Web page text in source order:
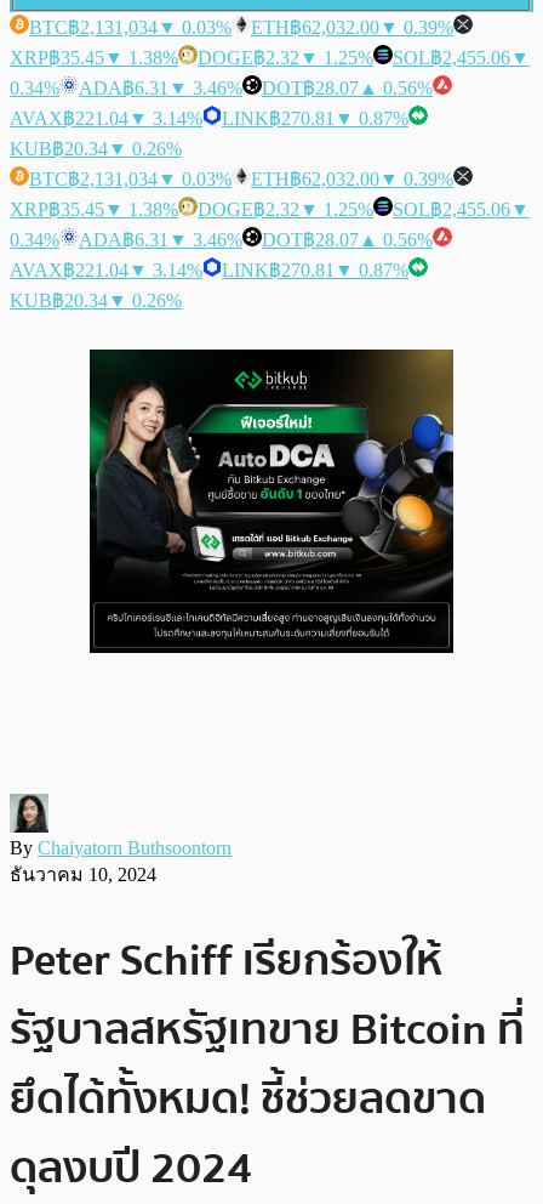
BTC฿2,131,034▼ 0.03% ETH฿62,032.00▼ 0.39%
XRP฿35.45▼ 1.38% DOGE฿2.32 ▼ 1.25% SOL฿2,455.06▼
0.34%
ADA฿6.31 ▼ 3.46% DOT฿28.07 ▲ 0.56%
AVAX฿221.04▼ 3.14% LINK฿270.81 ▼ 0.87%
KUB฿20.34▼ 0.26%
BTC฿2,131,034▼ 0.03% ETH฿62,032.00▼ 0.39%
XRP฿35.45▼ 1.38% DOGE฿2.32 ▼ 1.25% SOL฿2,455.06▼
0.34%
ADA฿6.31 ▼ 3.46% DOT฿28.07 ▲ 0.56%
AVAX฿221.04▼ 3.14% LINK฿270.81 ▼ 0.87%
KUB฿20.34▼ 0.26%
By Chaiyatorn Buthsoontorn
ธันวาคม 10, 2024
Peter Schiff เรียกร้องให้
รัฐบาลสหรัฐเทขาย Bitcoin ที่
ยึดได้ทั้งหมด! ชี้ช่วยลดขาด
ดุลงบปี 2024